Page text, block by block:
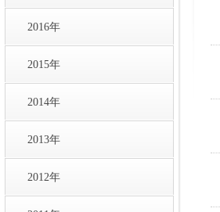
2016年
2015年
2014年
2013年
2012年